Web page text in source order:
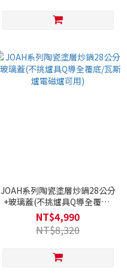
JOAH系列陶瓷塗層炒鍋28公分
+玻璃蓋(不挑爐具Q導全覆底/
瓦斯爐電磁爐可用)
NT$4,990
NT$8,320